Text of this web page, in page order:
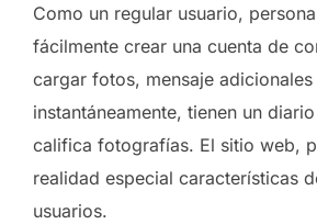
Como un regular usuario,
fácilmente crear una cuenta de
cargar fotos, mensaje adicionales
instantáneamente, tienen un
califica fotografías. El sitio web,
realidad especial características
usuarios.